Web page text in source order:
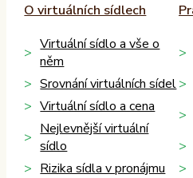
O virtuálních sídlech
Virtuální sídlo a vše o
něm
Srovnání virtuálních sídel
Virtuální sídlo a cena
Nejlevnější virtuální
sídlo
Rizika sídla v pronájmu